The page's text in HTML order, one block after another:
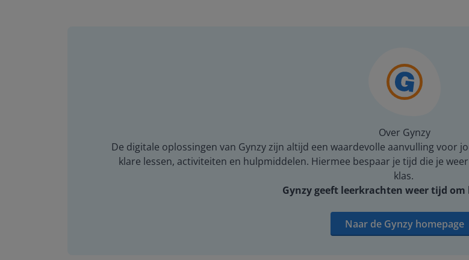
Over Gynzy
De digitale oplossingen van Gynzy zijn altijd een waardevolle aanvulling voor
klare lessen, activiteiten en hulpmiddelen. Hiermee bespaar je tijd die je
klas.
Gynzy geeft leerkrachten weer tijd om
Naar de Gynzy homepage